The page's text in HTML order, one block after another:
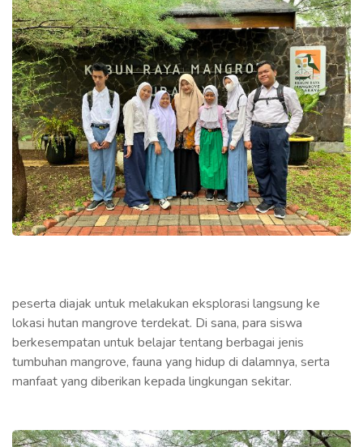
peserta diajak untuk melakukan eksplorasi langsung ke
lokasi hutan mangrove terdekat. Di sana, para siswa
berkesempatan untuk belajar tentang berbagai jenis
tumbuhan mangrove, fauna yang hidup di dalamnya, serta
manfaat yang diberikan kepada lingkungan sekitar.